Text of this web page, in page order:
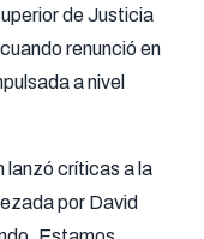
de Justicia
renunció en
a nivel
lanzó críticas a la
por David